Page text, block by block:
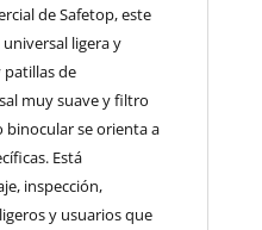
de Safetop, este
ligera y
de
muy suave y filtro
binocular se orienta a
Está
inspección,
y usuarios que